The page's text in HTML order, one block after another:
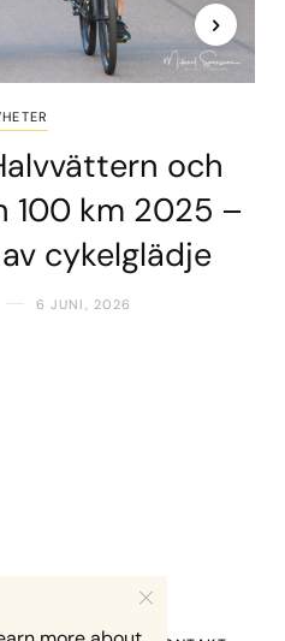
och
100 km 2025 –
cykelglädje
6 JUNI, 2026